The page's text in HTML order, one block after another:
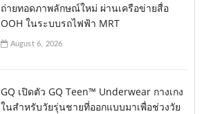
ถ่ายทอดภาพลักษณ์ใหม่ ผ่านเครือข่ายสื่อ
OOH ในระบบรถไฟฟ้า MRT
August 6, 2026
GQ เปิดตัว GQ Teen™ Underwear กางเกง
ในสำหรับวัยรุ่นชายที่ออกแบบมาเพื่อช่วงวัย